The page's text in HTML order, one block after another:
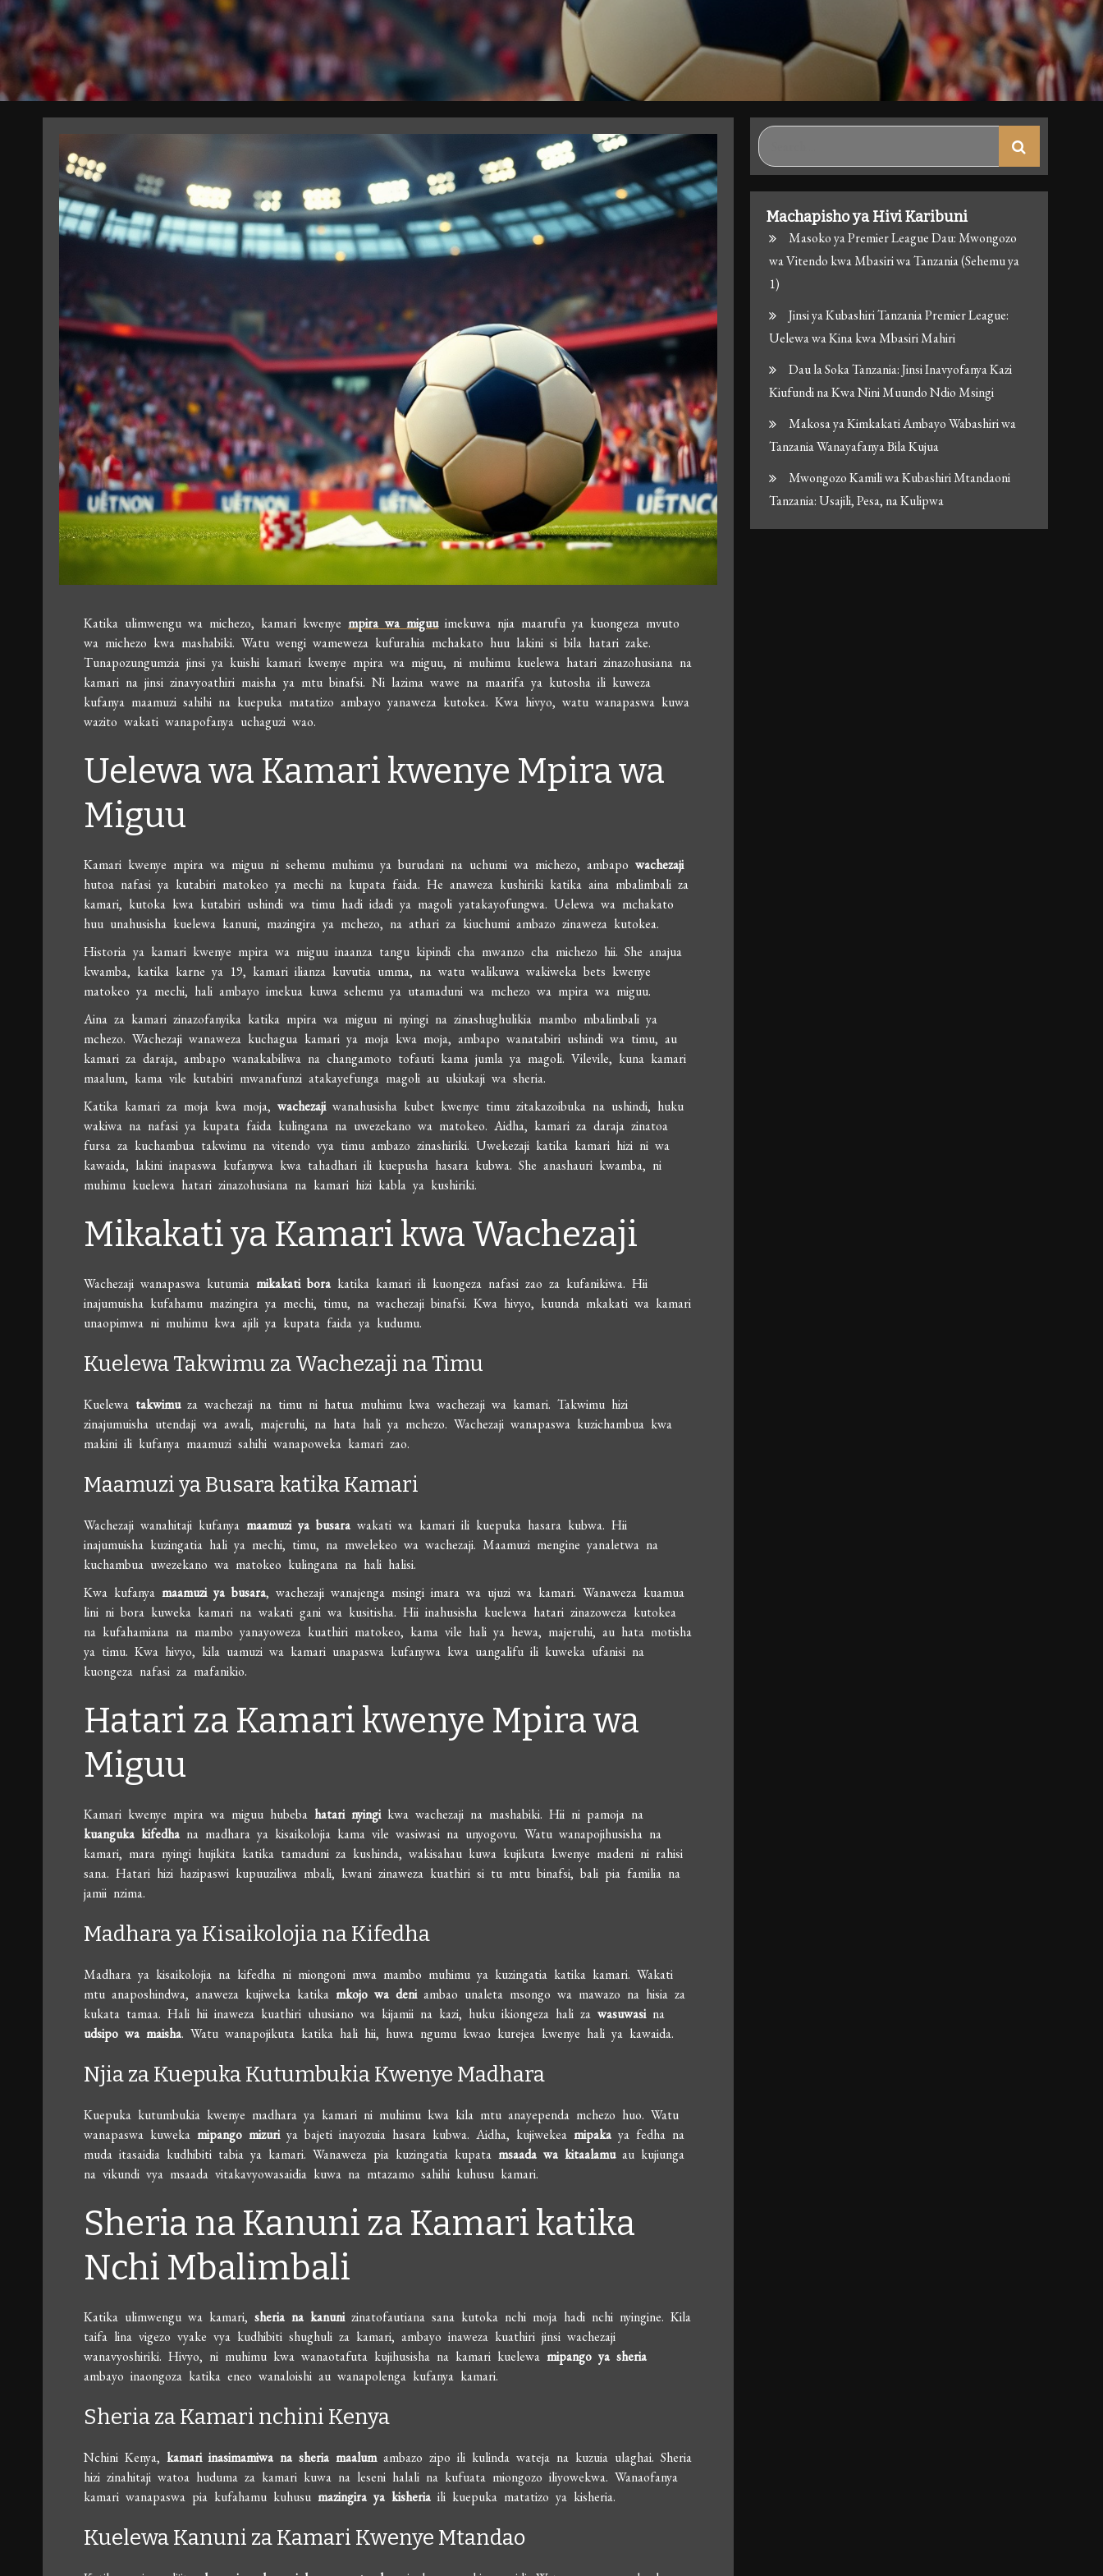
Katika ulimwengu wa michezo, kamari kwenyempira wa miguuimekuwa njia maarufu ya kuongeza mvuto
wa michezo kwa mashabiki. Watu wengi wameweza kufurahia mchakato huu lakini si bila hatari zake.
Tunapozungumzia jinsi ya kuishi kamari kwenye mpira wa miguu, ni muhimu kuelewa hatari zinazohusiana na
kamari na jinsi zinavyoathiri maisha ya mtu binafsi. Ni lazima wawe na maarifa ya kutosha ili kuweza
kufanya maamuzi sahihi na kuepuka matatizo ambayo yanaweza kutokea. Kwa hivyo, watu wanapaswa kuwa
wazito wakati wanapofanya uchaguzi wao.
Uelewa wa Kamari kwenye Mpira wa
Miguu
Kamari kwenye mpira wa miguu ni sehemu muhimu ya burudani na uchumi wa michezo, ambapowachezaji
hutoa nafasi ya kutabiri matokeo ya mechi na kupata faida. He anaweza kushiriki katika aina mbalimbali za
kamari, kutoka kwa kutabiri ushindi wa timu hadi idadi ya magoli yatakayofungwa. Uelewa wa mchakato
huu unahusisha kuelewa kanuni, mazingira ya mchezo, na athari za kiuchumi ambazo zinaweza kutokea.
Historia ya kamari kwenye mpira wa miguu inaanza tangu kipindi cha mwanzo cha michezo hii. She anajua
kwamba, katika karne ya 19, kamari ilianza kuvutia umma, na watu walikuwa wakiweka bets kwenye
matokeo ya mechi, hali ambayo imekua kuwa sehemu ya utamaduni wa mchezo wa mpira wa miguu.
Aina za kamari zinazofanyika katika mpira wa miguu ni nyingi na zinashughulikia mambo mbalimbali ya
mchezo. Wachezaji wanaweza kuchagua kamari ya moja kwa moja, ambapo wanatabiri ushindi wa timu, au
kamari za daraja, ambapo wanakabiliwa na changamoto tofauti kama jumla ya magoli. Vilevile, kuna kamari
maalum, kama vile kutabiri mwanafunzi atakayefunga magoli au ukiukaji wa sheria.
Katika kamari za moja kwa moja,wachezajiwanahusisha kubet kwenye timu zitakazoibuka na ushindi, huku
wakiwa na nafasi ya kupata faida kulingana na uwezekano wa matokeo. Aidha, kamari za daraja zinatoa
fursa za kuchambua takwimu na vitendo vya timu ambazo zinashiriki. Uwekezaji katika kamari hizi ni wa
kawaida, lakini inapaswa kufanywa kwa tahadhari ili kuepusha hasara kubwa. She anashauri kwamba, ni
muhimu kuelewa hatari zinazohusiana na kamari hizi kabla ya kushiriki.
Mikakati ya Kamari kwa Wachezaji
Wachezaji wanapaswa kutumiamikakati bora katika kamari ili kuongeza nafasi zao za kufanikiwa. Hii
inajumuisha kufahamu mazingira ya mechi, timu, na wachezaji binafsi. Kwa hivyo, kuunda mkakati wa kamari
unaopimwa ni muhimu kwa ajili ya kupata faida ya kudumu.
Kuelewa Takwimu za Wachezaji na Timu
Kuelewa takwimuza wachezaji na timu ni hatua muhimu kwa wachezaji wa kamari. Takwimu hizi
zinajumuisha utendaji wa awali, majeruhi, na hata hali ya mchezo. Wachezaji wanapaswa kuzichambua kwa
makini ili kufanya maamuzi sahihi wanapoweka kamari zao.
Maamuzi ya Busara katika Kamari
Wachezaji wanahitaji kufanyamaamuzi ya busara wakati wa kamari ili kuepuka hasara kubwa. Hii
inajumuisha kuzingatia hali ya mechi, timu, na mwelekeo wa wachezaji. Maamuzi mengine yanaletwa na
kuchambua uwezekano wa matokeo kulingana na hali halisi.
Kwa kufanyamaamuzi ya busara, wachezaji wanajenga msingi imara wa ujuzi wa kamari. Wanaweza kuamua
lini ni bora kuweka kamari na wakati gani wa kusitisha. Hii inahusisha kuelewa hatari zinazoweza kutokea
na kufahamiana na mambo yanayoweza kuathiri matokeo, kama vile hali ya hewa, majeruhi, au hata motisha
ya timu. Kwa hivyo, kila uamuzi wa kamari unapaswa kufanywa kwa uangalifu ili kuweka ufanisi na
kuongeza nafasi za mafanikio.
Hatari za Kamari kwenye Mpira wa
Miguu
Kamari kwenye mpira wa miguu hubebahatari nyingikwa wachezaji na mashabiki. Hii ni pamoja na
kuanguka kifedha na madhara ya kisaikolojia kama vile wasiwasi na unyogovu. Watu wanapojihusisha na
kamari, mara nyingi hujikita katika tamaduni za kushinda, wakisahau kuwa kujikuta kwenye madeni ni rahisi
sana. Hatari hizi hazipaswi kupuuziliwa mbali, kwani zinaweza kuathiri si tu mtu binafsi, bali pia familia na
jamii nzima.
Madhara ya Kisaikolojia na Kifedha
Madhara ya kisaikolojia na kifedha ni miongoni mwa mambo muhimu ya kuzingatia katika kamari. Wakati
mtu anaposhindwa, anaweza kujiweka katikamkojo wa deniambao unaleta msongo wa mawazo na hisia za
kukata tamaa. Hali hii inaweza kuathiri uhusiano wa kijamii na kazi, huku ikiongeza hali zawasuwasina
udsipo wa maisha. Watu wanapojikuta katika hali hii, huwa ngumu kwao kurejea kwenye hali ya kawaida.
Njia za Kuepuka Kutumbukia Kwenye Madhara
Kuepuka kutumbukia kwenye madhara ya kamari ni muhimu kwa kila mtu anayependa mchezo huo. Watu
wanapaswa kuwekamipango mizuriya bajeti inayozuia hasara kubwa. Aidha, kujiwekeamipaka ya fedha na
muda itasaidia kudhibiti tabia ya kamari. Wanaweza pia kuzingatia kupatamsaada wa kitaalamuau kujiunga
na vikundi vya msaada vitakavyowasaidia kuwa na mtazamo sahihi kuhusu kamari.
Sheria na Kanuni za Kamari katika
Nchi Mbalimbali
Katika ulimwengu wa kamari,sheria na kanunizinatofautiana sana kutoka nchi moja hadi nchi nyingine. Kila
taifa lina vigezo vyake vya kudhibiti shughuli za kamari, ambayo inaweza kuathiri jinsi wachezaji
wanavyoshiriki. Hivyo, ni muhimu kwa wanaotafuta kujihusisha na kamari kuelewamipango ya sheria
ambayo inaongoza katika eneo wanaloishi au wanapolenga kufanya kamari.
Sheria za Kamari nchini Kenya
Nchini Kenya,kamari inasimamiwa na sheria maalumambazo zipo ili kulinda wateja na kuzuia ulaghai. Sheria
hizi zinahitaji watoa huduma za kamari kuwa na leseni halali na kufuata miongozo iliyowekwa. Wanaofanya
kamari wanapaswa pia kufahamu kuhusumazingira ya kisheria ili kuepuka matatizo ya kisheria.
Kuelewa Kanuni za Kamari Kwenye Mtandao
Search
for:
Machapisho ya Hivi Karibuni
Masoko ya Premier League Dau: Mwongozo
wa Vitendo kwa Mbasiri wa Tanzania (Sehemu ya
1)
Jinsi ya Kubashiri Tanzania Premier League:
Uelewa wa Kina kwa Mbasiri Mahiri
Dau la Soka Tanzania: Jinsi Inavyofanya Kazi
Kiufundi na Kwa Nini Muundo Ndio Msingi
Makosa ya Kimkakati Ambayo Wabashiri wa
Tanzania Wanayafanya Bila Kujua
Mwongozo Kamili wa Kubashiri Mtandaoni
Tanzania: Usajili, Pesa, na Kulipwa